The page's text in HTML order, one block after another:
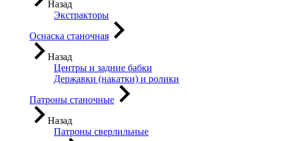
Назад
Экстракторы
Оснаска станочная
Назад
Центры и задние бабки
Державки (накатки) и ролики
Патроны станочные
Назад
Патроны сверлильные